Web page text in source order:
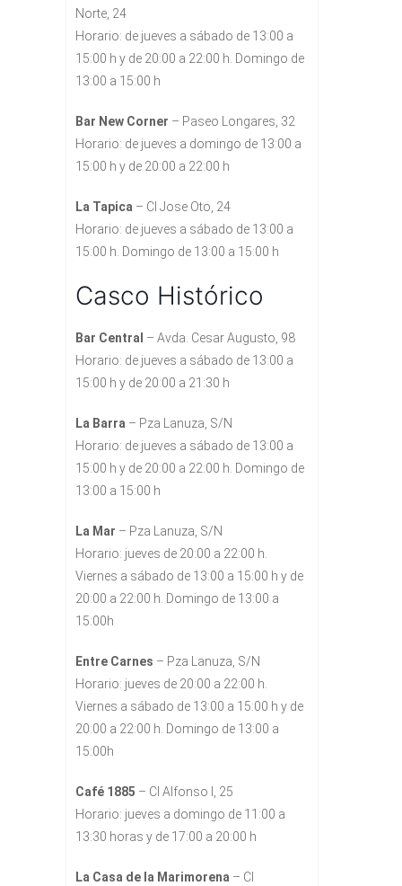
Norte, 24
Horario: de jueves a sábado de 13:00 a
15:00 h y de 20:00 a 22:00 h. Domingo de
13:00 a 15:00 h
Bar New Corner – Paseo Longares, 32
Horario: de jueves a domingo de 13:00 a
15:00 h y de 20:00 a 22:00 h
La Tapica – Cl Jose Oto, 24
Horario: de jueves a sábado de 13:00 a
15:00 h. Domingo de 13:00 a 15:00 h
Casco Histórico
Bar Central – Avda. Cesar Augusto, 98
Horario: de jueves a sábado de 13:00 a
15:00 h y de 20:00 a 21:30 h
La Barra – Pza Lanuza, S/N
Horario: de jueves a sábado de 13:00 a
15:00 h y de 20:00 a 22:00 h. Domingo de
13:00 a 15:00 h
La Mar – Pza Lanuza, S/N
Horario: jueves de 20:00 a 22:00 h.
Viernes a sábado de 13:00 a 15:00 h y de
20:00 a 22:00 h. Domingo de 13:00 a
15:00h
Entre Carnes – Pza Lanuza, S/N
Horario: jueves de 20:00 a 22:00 h.
Viernes a sábado de 13:00 a 15:00 h y de
20:00 a 22:00 h. Domingo de 13:00 a
15:00h
Café 1885 – Cl Alfonso I, 25
Horario: jueves a domingo de 11:00 a
13:30 horas y de 17:00 a 20:00 h
La Casa de la Marimorena – Cl